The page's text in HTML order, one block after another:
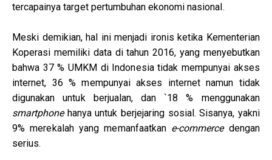
tercapainya target pertumbuhan ekonomi nasional.
Meski demikian, hal ini menjadi ironis ketika Kementerian
Koperasi memiliki data di tahun 2016, yang menyebutkan
bahwa 37 % UMKM di Indonesia tidak mempunyai akses
internet, 36 % mempunyai akses internet namun tidak
digunakan untuk berjualan, dan `18 % menggunakan
smartphonehanya untuk berjejaring sosial. Sisanya, yakni
9% merekalah yang memanfaatkan e-commercedengan
serius.